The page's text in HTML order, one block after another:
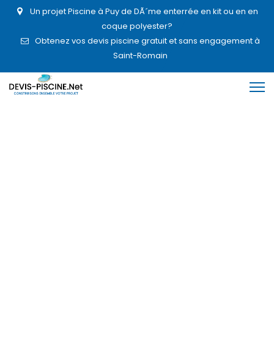
Un projet Piscine à Puy de DÃ´me enterrée en kit ou en en
coque polyester?
Obtenez vos devis piscine gratuit et sans engagement à
Saint-Romain